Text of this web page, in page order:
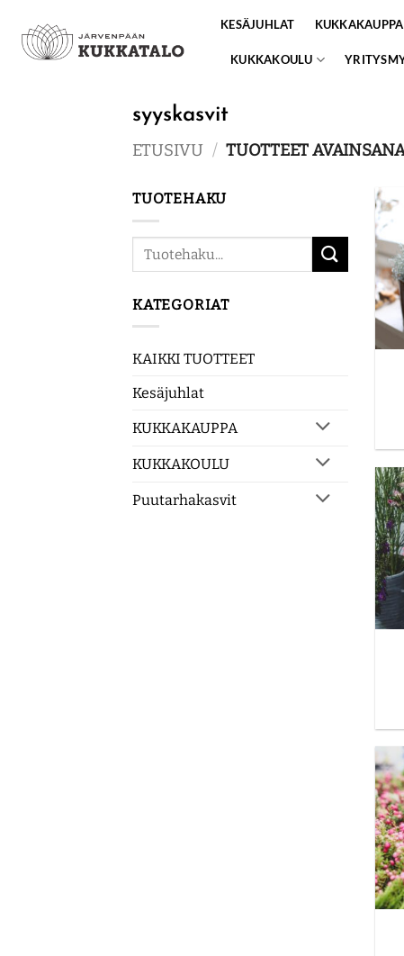
content
KESÄJUHLAT KUKKAKAUPPA
KUKKAKOULU
syyskasvit
ETUSIVU / TUOTTEET
TUOTEHAKU
Etsi:
KATEGORIAT
KAIKKI TUOTTEET
Kesäjuhlat
KUKKAKAUPPA
KUKKAKOULU
Puutarhakasvit